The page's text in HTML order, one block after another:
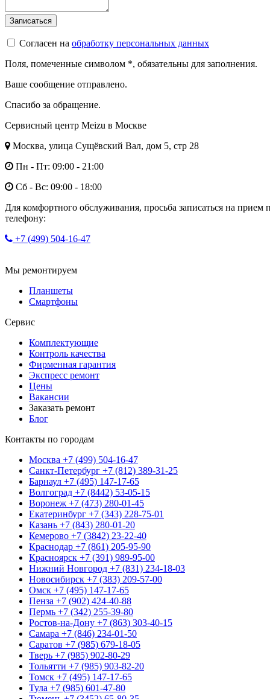
Согласен на обработку персональных данных
Поля, помеченные символом *, обязательны для заполнения.
Ваше сообщение отправлено.
Спасибо за обращение.
Сервисный центр Meizu в Москве
Москва, улица Сущёвский Вал, дом 5, стр 28
Пн - Пт: 09:00 - 21:00
Сб - Вс: 09:00 - 18:00
Для комфортного обслуживания, просьба записаться на прием
телефону:
+7 (499) 504-16-47
Мы ремонтируем
Планшеты
Смартфоны
Сервис
Комплектующие
Контроль качества
Фирменная гарантия
Экспресс ремонт
Цены
Вакансии
Заказать ремонт
Блог
Контакты по городам
Москва +7 (499) 504-16-47
Санкт-Петербург +7 (812) 389-31-25
Барнаул +7 (495) 147-17-65
Волгоград +7 (8442) 53-05-15
Воронеж +7 (473) 280-01-45
Екатеринбург +7 (343) 228-75-01
Казань +7 (843) 280-01-20
Кемерово +7 (3842) 23-22-40
Краснодар +7 (861) 205-95-90
Красноярск +7 (391) 989-95-00
Нижний Новгород +7 (831) 234-18-03
Новосибирск +7 (383) 209-57-00
Омск +7 (495) 147-17-65
Пенза +7 (902) 424-40-88
Пермь +7 (342) 255-39-80
Ростов-на-Дону +7 (863) 303-40-15
Самара +7 (846) 234-01-50
Саратов +7 (985) 679-18-05
Тверь +7 (985) 902-80-29
Тольятти +7 (985) 903-82-20
Томск +7 (495) 147-17-65
Тула +7 (985) 601-47-80